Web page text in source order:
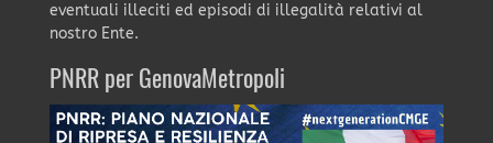
eventuali illeciti ed episodi di illegalità relativi al
nostro Ente.
PNRR per GenovaMetropoli